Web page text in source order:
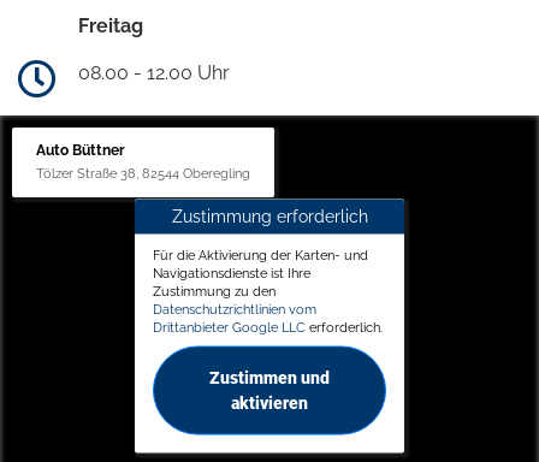
Freitag
08.00 - 12.00 Uhr
Auto Büttner
Tölzer Straße 38, 82544 Oberegling
Zustimmung erforderlich
Für die Aktivierung der Karten- und
Navigationsdienste ist Ihre
Zustimmung zu den
Datenschutzrichtlinien vom
Drittanbieter Google LLC erforderlich.
Zustimmen und
aktivieren